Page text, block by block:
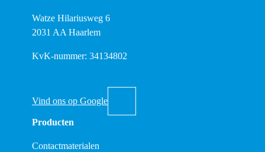
Watze Hilariusweg 6
2031 AA Haarlem
KvK-nummer: 34134802
Vind ons op Google
Producten
Contactmaterialen